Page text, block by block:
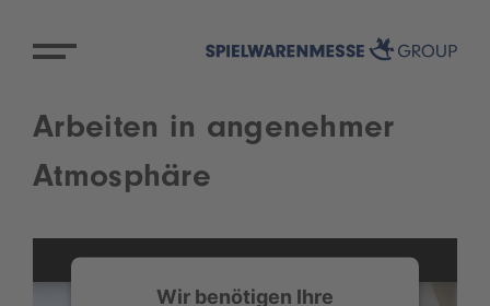
Arbeiten in angenehmer
Atmosphäre
Wir benötigen Ihre